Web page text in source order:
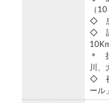
（
◇ 患
◇ 診
＊
川、
◇ 夜
ール